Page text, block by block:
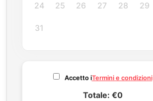
24 25 26 27 28 29
31
Accetto iTermini e condizioni
Totale: €0